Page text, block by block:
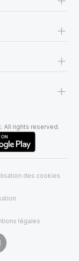
+
+
+
All rights reserved.
des cookies
légales